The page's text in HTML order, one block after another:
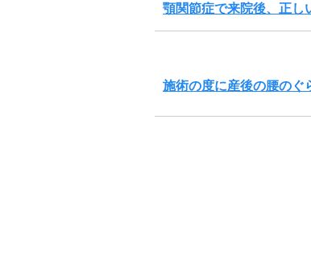
顎関節症で来院後、正し
施術の度に産後の腰のぐ